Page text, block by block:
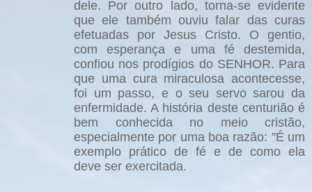
dele. Por outro lado, torna-se evidente
que ele também ouviu falar das curas
efetuadas por Jesus Cristo. O gentio,
com esperança e uma fé destemida,
confiou nos prodígios do SENHOR. Para
que uma cura miraculosa acontecesse,
foi um passo, e o seu servo sarou da
enfermidade. A história deste centurião é
bem conhecida no meio cristão,
especialmente por uma boa razão: "É um
exemplo prático de fé e de como ela
deve ser exercitada.